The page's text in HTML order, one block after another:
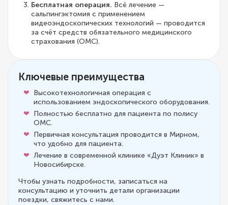
Бесплатная операция. Всё лечение —
сальпингэктомия с применением
видеоэндоскопических технологий — проводится
за счёт средств обязательного медицинского
страхования (ОМС).
Ключевые преимущества
Высокотехнологичная операция с
использованием эндоскопического оборудования.
Полностью бесплатно для пациента по полису
ОМС.
Первичная консультация проводится в Мирном,
что удобно для пациента.
Лечение в современной клинике «Дуэт Клиник» в
Новосибирске.
Чтобы узнать подробности, записаться на
консультацию и уточнить детали организации
поездки, свяжитесь с нами.